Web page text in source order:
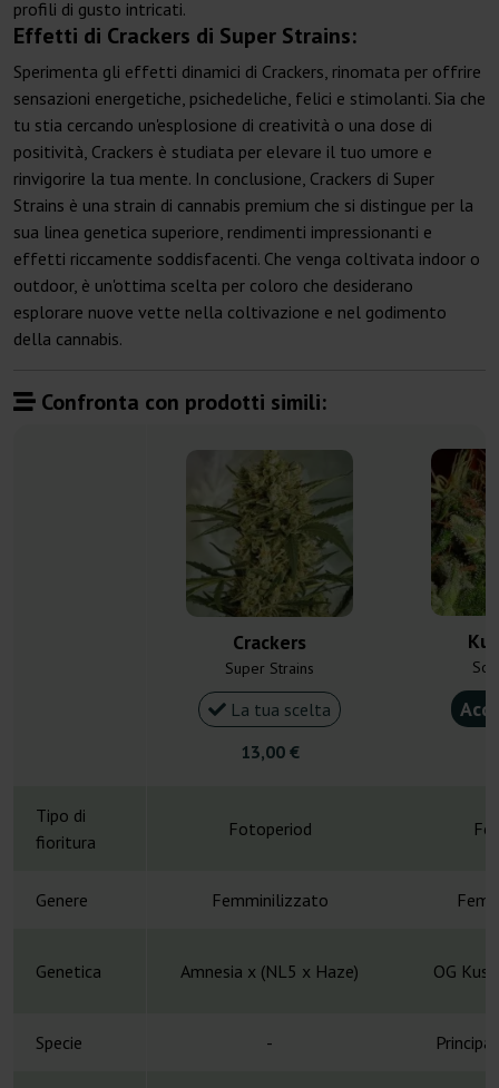
profili di gusto intricati.
Effetti di Crackers di Super Strains:
Sperimenta gli effetti dinamici di Crackers, rinomata per offrire
sensazioni energetiche, psichedeliche, felici e stimolanti. Sia che
tu stia cercando un'esplosione di creatività o una dose di
positività, Crackers è studiata per elevare il tuo umore e
rinvigorire la tua mente. In conclusione, Crackers di Super
Strains è una strain di cannabis premium che si distingue per la
sua linea genetica superiore, rendimenti impressionanti e
effetti riccamente soddisfacenti. Che venga coltivata indoor o
outdoor, è un'ottima scelta per coloro che desiderano
esplorare nuove vette nella coltivazione e nel godimento
della cannabis.
Confronta con prodotti simili:
Crackers
Super Strains
La tua scelta
13,00 €
Tipo di
fioritura
Fotoperiod
Genere Femminilizzato
Genetica Amnesia x (NL5 x Haze) OG
Specie -